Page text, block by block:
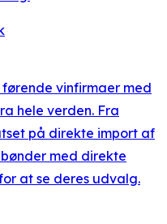
vinfirmaer med
hele verden. Fra
på direkte import af
med direkte
at se deres udvalg.